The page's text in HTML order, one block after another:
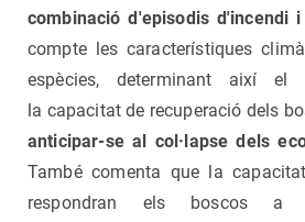
combinació d'episodis d'incendi i
compte les característiques
espècies, determinant així
la capacitat de recuperació dels
anticipar-se al col·lapse dels
També comenta que la
respondran els boscos a